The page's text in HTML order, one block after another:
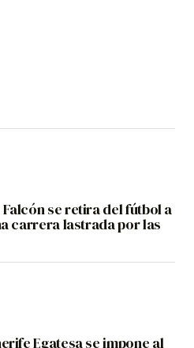
se retira del fútbol a
carrera lastrada por las
Egatesa se impone al